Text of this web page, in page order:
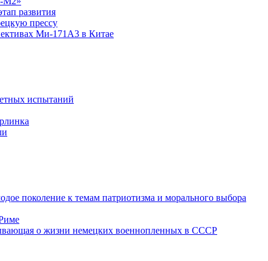
развития
прессу
Ми-171А3 в Китае
испытаний
поколение к темам патриотизма и морального выбора
о жизни немецких военнопленных в СССР